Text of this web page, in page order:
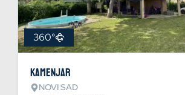
360°
Kamenjar
NOVI SAD